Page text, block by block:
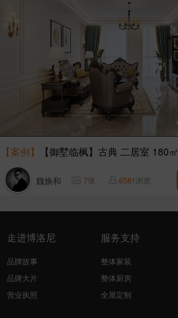
【案例】 【御墅临枫】古典 二居室 180㎡
魏焕和 7张 6581浏览
走进博洛尼
品牌故事
品牌大片
营业执照
服务支持
整体家装
整体厨房
全屋定制